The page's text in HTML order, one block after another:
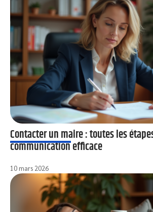
Contacter un maire : toutes les
communication efficace
10 mars 2026